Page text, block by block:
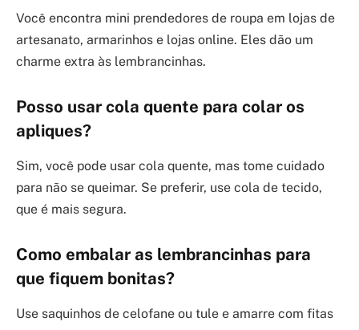
Você encontra mini prendedores de roupa em lojas de
artesanato, armarinhos e lojas online. Eles dão um
charme extra às lembrancinhas.
Posso usar cola quente para colar os
apliques?
Sim, você pode usar cola quente, mas tome cuidado
para não se queimar. Se preferir, use cola de tecido,
que é mais segura.
Como embalar as lembrancinhas para
que fiquem bonitas?
Use saquinhos de celofane ou tule e amarre com fitas